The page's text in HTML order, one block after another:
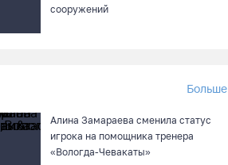
сооружений
Больше
Алина Замараева сменила статус
игрока на помощника тренера
«Вологда-Чевакаты»